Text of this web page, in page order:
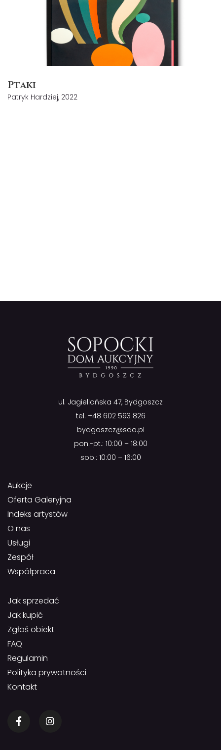
Ptaki
Patryk Hardziej, 2022
ul. Jagiellońska 47, Bydgoszcz
tel. +48 602 593 826
bydgoszcz@sda.pl
pon.-pt.: 10:00 – 18:00
sob.: 10:00 – 16:00
Aukcje
Oferta Galeryjna
Indeks artystów
O nas
Usługi
Zespół
Współpraca
Jak sprzedać
Jak kupić
Zgłoś obiekt
FAQ
Regulamin
Polityka prywatności
Kontakt